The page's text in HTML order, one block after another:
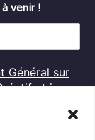
venir !
Général sur
et je